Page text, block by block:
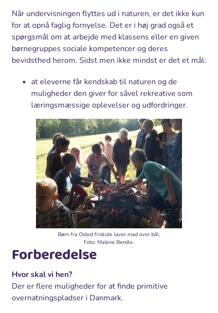
Når undervisningen flyttes ud i naturen, er det ikke kun
for at opnå faglig fornyelse. Det er i høj grad også et
spørgsmål om at arbejde med klassens eller en given
børnegruppes sociale kompetencer og deres
bevidsthed herom. Sidst men ikke mindst er det et mål:
at eleverne får kendskab til naturen og de
muligheder den giver for såvel rekreative som
læringsmæssige oplevelser og udfordringer.
Børn fra Osted friskole laver mad over bål.
Foto: Malene Bendix.
Forberedelse
Hvor skal vi hen?
Der er flere muligheder for at finde primitive
overnatningspladser i Danmark.